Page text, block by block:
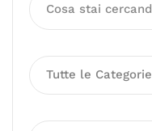
Tutte le Categorie